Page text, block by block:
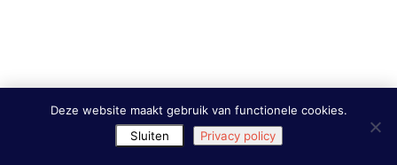
Deze website maakt gebruik van functionele cookies.
Sluiten
Privacy policy